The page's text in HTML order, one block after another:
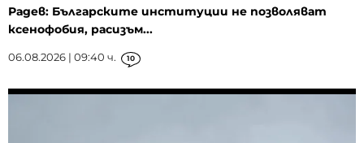
Радев: Българските институции не позволяват
ксенофобия, расизъм...
06.08.2026 | 09:40 ч. 10